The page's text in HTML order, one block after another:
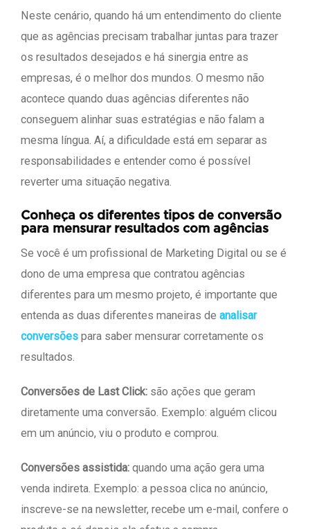
Neste cenário, quando há um entendimento do cliente
que as agências precisam trabalhar juntas para trazer
os resultados desejados e há sinergia entre as
empresas, é o melhor dos mundos. O mesmo não
acontece quando duas agências diferentes não
conseguem alinhar suas estratégias e não falam a
mesma língua. Aí, a dificuldade está em separar as
responsabilidades e entender como é possível
reverter uma situação negativa.
Conheça os diferentes tipos de conversão
para mensurar resultados com agências
Se você é um profissional de Marketing Digital ou se é
dono de uma empresa que contratou agências
diferentes para um mesmo projeto, é importante que
entenda as duas diferentes maneiras de analisar
conversões para saber mensurar corretamente os
resultados.
Conversões de Last Click: são ações que geram
diretamente uma conversão. Exemplo: alguém clicou
em um anúncio, viu o produto e comprou.
Conversões assistida: quando uma ação gera uma
venda indireta. Exemplo: a pessoa clica no anúncio,
inscreve-se na newsletter, recebe um e-mail, confere o